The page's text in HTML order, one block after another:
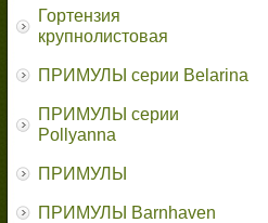
Гортензия
крупнолистовая
ПРИМУЛЫ серии Belarina
ПРИМУЛЫ серии
Pollyanna
ПРИМУЛЫ
ПРИМУЛЫ Barnhaven